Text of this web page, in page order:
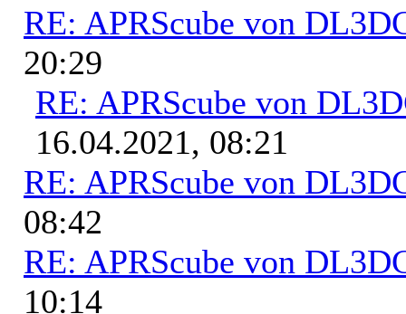
RE: APRScube von
20:29
RE: APRScube von
16.04.2021, 08:21
RE: APRScube von
08:42
RE: APRScube von
10:14